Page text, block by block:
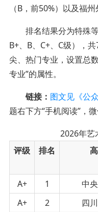
（B，前50%）以及福
排名结果分为特殊
B+、B、C+、C级），
尖、热门专业，设置总
专业”的属性。
链接： 图文见《公
题右下方“手机阅读”，
2026年艺
评级
排名
A+
1 中
A+
2 四